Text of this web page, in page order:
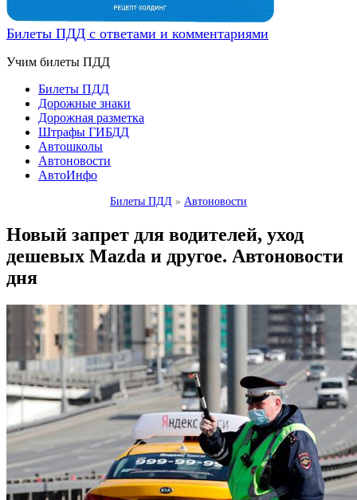
Билеты ПДД с ответами и комментариями
Учим билеты ПДД
Билеты ПДД
Дорожные знаки
Дорожная разметка
Штрафы ГИБДД
Автошколы
Автоновости
АвтоИнфо
Билеты ПДД » Автоновости
Новый запрет для водителей, уход
дешевых Mazda и другое. Автоновости
дня